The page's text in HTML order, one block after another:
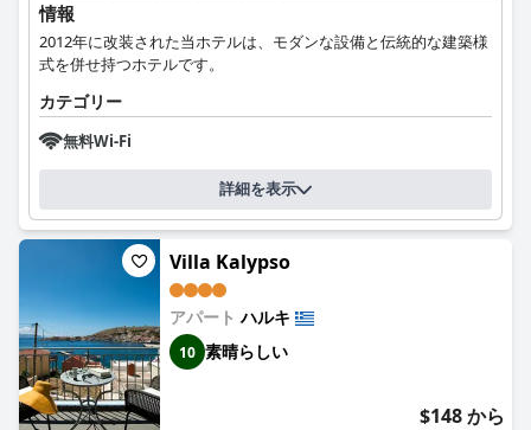
情報
2012年に改装された当ホテルは、モダンな設備と伝統的な建築様
式を併せ持つホテルです。
カテゴリー
無料Wi-Fi
詳細を表示
Villa Kalypso
アパートハルキ
10 素晴らしい
$148 から